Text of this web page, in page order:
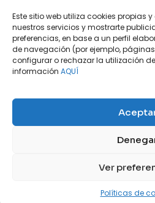
Este sitio web utiliza cookies propias
nuestros servicios y mostrarte
preferencias, en base a un perfil
de navegación (por ejemplo,
configurar o rechazar la utilización
información AQUÍ
Ver
Políticas de
Tienda de muebles
Tienda de muebles
Tienda de muebles en el
Tienda de
Tienda de muebles
Nuestras tiendas
Política de
Políticas de cookies